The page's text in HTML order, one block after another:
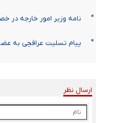
نامه وزیر امور خارجه در
پیام تسلیت عراقچی به
ارسال نظر